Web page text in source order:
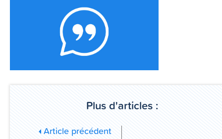
Plus d'articles :
Article précédent